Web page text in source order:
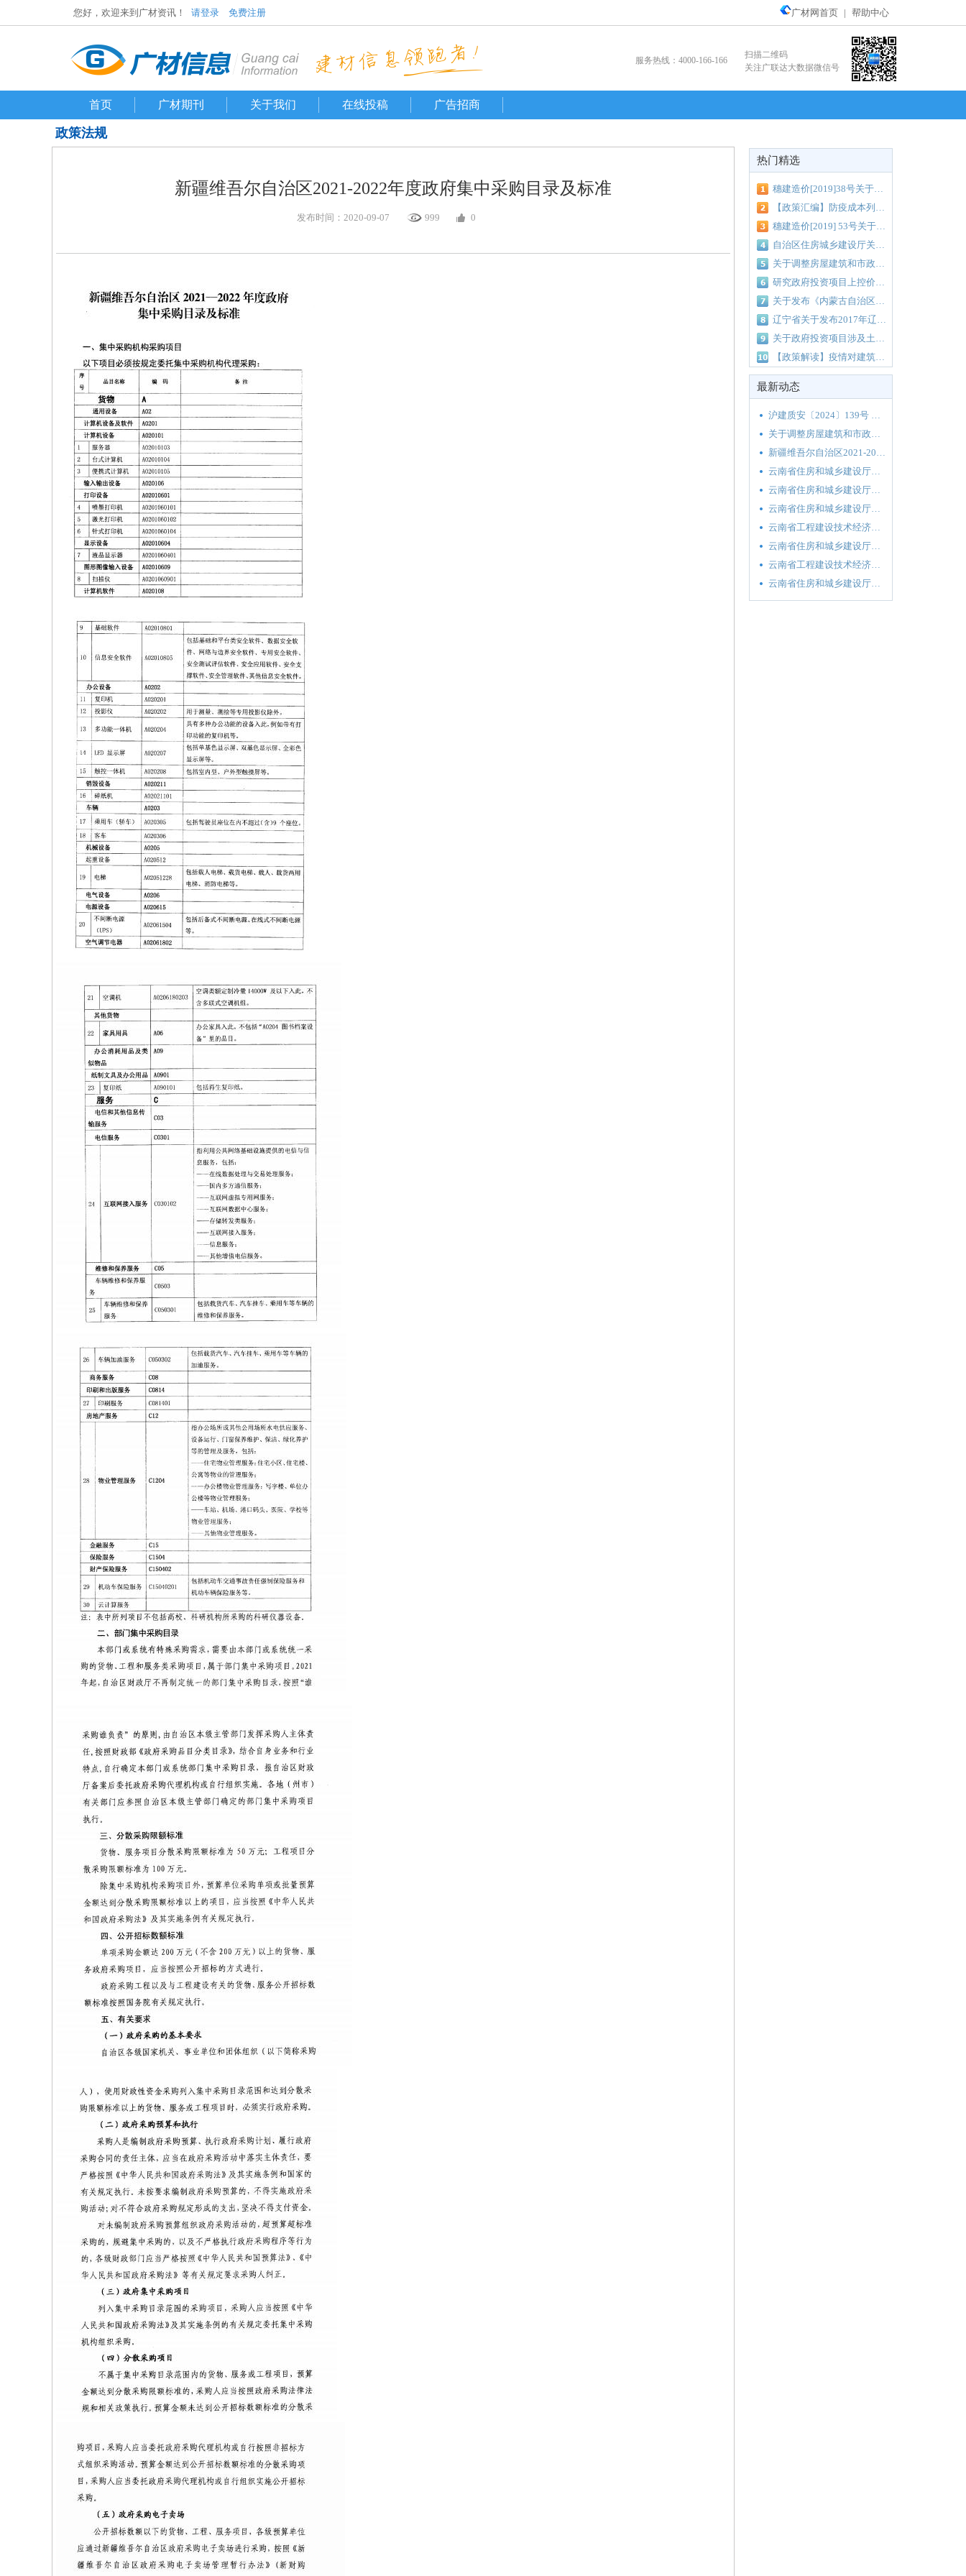
广材网首页 | 帮助中心
您好，欢迎来到广材资讯！ 请登录 免费注册
服务热线：4000-166-166
扫描二维码
关注广联达大数据微信号
首页 广材期刊 关于我们 在线投稿 广告招商
政策法规
新疆维吾尔自治区2021-2022年度政府集中采购目录及标准
发布时间：2020-09-07 999 0
热门精选
穗建造价[2019]38号关于调整我市工程检验监测费费率的通知
【政策汇编】防疫成本列入工程造价！全国各地区汇总调整细则看过来！
穗建造价[2019] 53号关于建设工程余泥渣土场外运输费用计价办法的通知
自治区住房城乡建设厅关于颁布2018年《广西壮族自治区工程建设其他费用定额》的通知（桂建标[2018]37号）
关于调整房屋建筑和市政基础设施工程工程量清单计价综合人工单价的通知
研究政府投资项目上控价中取土费、弃土费标准联审会议纪要（南建纪要[2018]366号）
关于发布《内蒙古自治区建设工程 计价依据（2017届）》的通知
辽宁省关于发布2017年辽宁省建设工程计价依据人工费动态指数的通知 辽住建建管〔2020〕3号
关于政府投资项目涉及土方运输费、取土费及弃土费有关问题专题协调会议纪要（南重点办纪要[2018]163号）
【政策解读】疫情对建筑行业的影响及对策（造价人员必知）
最新动态
沪建质安〔2024〕139号 关于印发《2024年上海市建设工程质量安全（消防审验）管理工作要点》的通知
关于调整房屋建筑和市政基础设施工程工程量清单计价综合人工单价的通知
新疆维吾尔自治区2021-2022年度政府集中采购目录及标准
云南省住房和城乡建设厅关于发布云南省绿色建筑适用技术推广目录（2020）的通知
云南省住房和城乡建设厅关于南亚东南亚建设工程材料及设备价格监测平台上线试运行的通知
云南省住房和城乡建设厅关于2020年第二季度云南省主要工程材料价格波动情况的通报
云南省工程建设技术经济室关于《工程材料价格信息数据采集及应用标准》《云南省建设工程材料及设备价格监测平台》宣贯培训的通知
云南省住房和城乡建设厅关于印发云南省2020年工程建设地方标准编制计划（第一批）的通知
云南省工程建设技术经济室关于《云南省2013版建设工程造价计价依据》有关定额子目更正的通知
云南省住房和城乡建设厅关于发布云南省绿色装配式建筑“四新”与建材推广目录（2020年第一批）的公告